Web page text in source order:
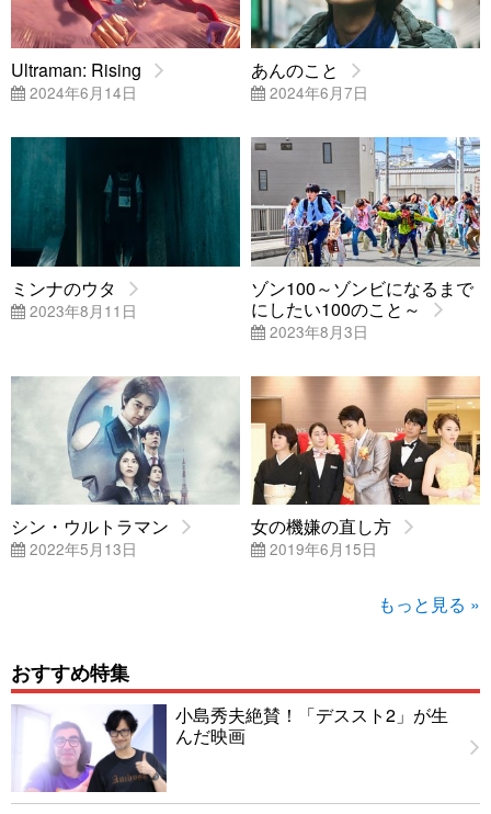
Ultraman: Rising
2024年6月14日
あんのこと
2024年6月7日
ミンナのウタ
2023年8月11日
ゾン100～ゾンビになるまで
にしたい100のこと～
2023年8月3日
シン・ウルトラマン
2022年5月13日
女の機嫌の直し方
2019年6月15日
もっと見る »
おすすめ特集
小島秀夫絶賛！「デススト2」が生
んだ映画